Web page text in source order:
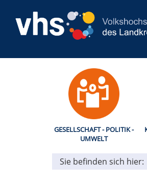
GESELLSCHAFT - POLITIK -
UMWELT
Sie befinden sich hier: